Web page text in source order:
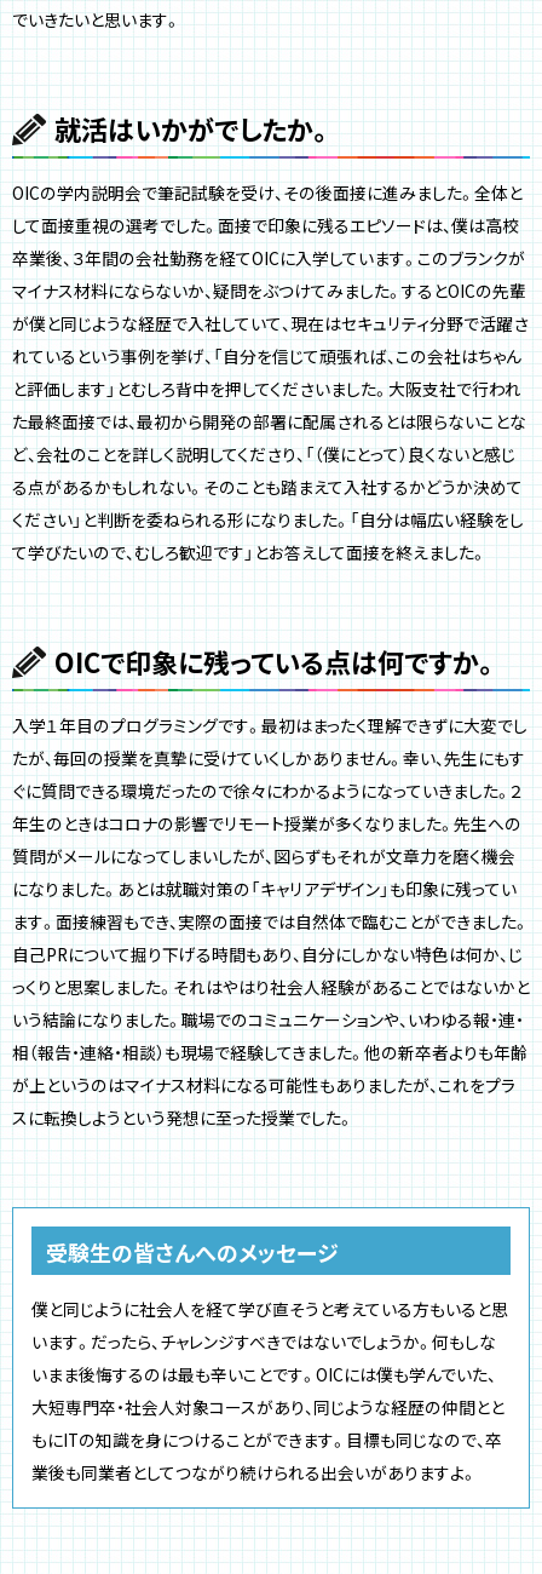
でいきたいと思います。
就活はいかがでしたか。
OICの学内説明会で筆記試験を受け、その後面接に進みました。全体と
して面接重視の選考でした。面接で印象に残るエピソードは、僕は高校
卒業後、３年間の会社勤務を経てOICに入学しています。このブランクが
マイナス材料にならないか、疑問をぶつけてみました。するとOICの先輩
が僕と同じような経歴で入社していて、現在はセキュリティ分野で活躍さ
れているという事例を挙げ、「自分を信じて頑張れば、この会社はちゃん
と評価します」とむしろ背中を押してくださいました。大阪支社で行われ
た最終面接では、最初から開発の部署に配属されるとは限らないことな
ど、会社のことを詳しく説明してくださり、「（僕にとって）良くないと感じ
る点があるかもしれない。そのことも踏まえて入社するかどうか決めて
ください」と判断を委ねられる形になりました。「自分は幅広い経験をし
て学びたいので、むしろ歓迎です」とお答えして面接を終えました。
OICで印象に残っている点は何ですか。
入学１年目のプログラミングです。最初はまったく理解できずに大変でし
たが、毎回の授業を真摯に受けていくしかありません。幸い、先生にもす
ぐに質問できる環境だったので徐々にわかるようになっていきました。２
年生のときはコロナの影響でリモート授業が多くなりました。先生への
質問がメールになってしまいしたが、図らずもそれが文章力を磨く機会
になりました。あとは就職対策の「キャリアデザイン」も印象に残ってい
ます。面接練習もでき、実際の面接では自然体で臨むことができました。
自己PRについて掘り下げる時間もあり、自分にしかない特色は何か、じ
っくりと思案しました。それはやはり社会人経験があることではないかと
いう結論になりました。職場でのコミュニケーションや、いわゆる報・連・
相（報告・連絡・相談）も現場で経験してきました。他の新卒者よりも年齢
が上というのはマイナス材料になる可能性もありましたが、これをプラ
スに転換しようという発想に至った授業でした。
受験生の皆さんへのメッセージ
僕と同じように社会人を経て学び直そうと考えている方もいると思
います。だったら、チャレンジすべきではないでしょうか。何もしな
いまま後悔するのは最も辛いことです。OICには僕も学んでいた、
大短専門卒・社会人対象コースがあり、同じような経歴の仲間とと
もにITの知識を身につけることができます。目標も同じなので、卒
業後も同業者としてつながり続けられる出会いがありますよ。